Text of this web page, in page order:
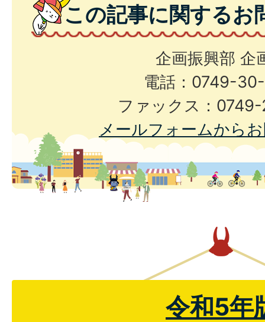
この記事に関するお
企画振興部 企
電話：0749-
ファックス：
メールフォームから
令和5年